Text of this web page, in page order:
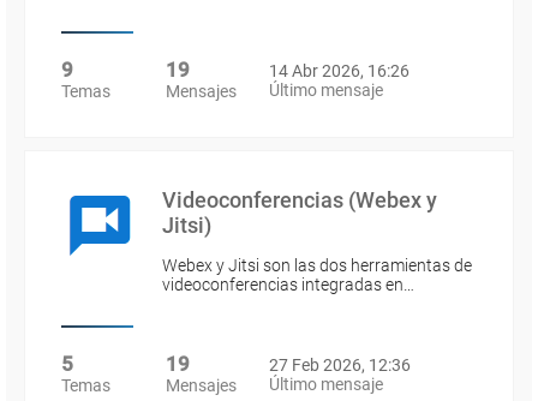
9
Temas
19
Mensajes
14 Abr 2026, 16:26
Último mensaje
Videoconferencias (Webex y
Jitsi)
Webex y Jitsi son las dos herramientas de
videoconferencias integradas en…
5
Temas
19
Mensajes
27 Feb 2026, 12:36
Último mensaje